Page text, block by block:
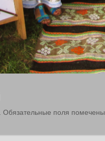
Обязательные поля помечены